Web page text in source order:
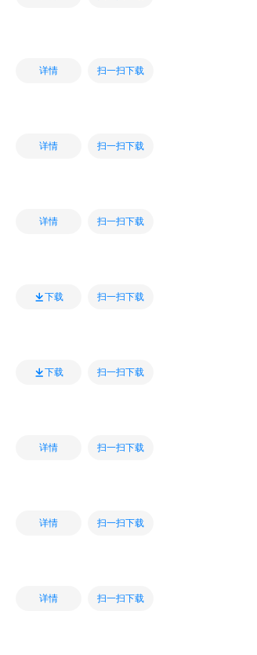
详情 扫一扫下载
详情 扫一扫下载
详情 扫一扫下载
下载 扫一扫下载
下载 扫一扫下载
详情 扫一扫下载
详情 扫一扫下载
详情 扫一扫下载